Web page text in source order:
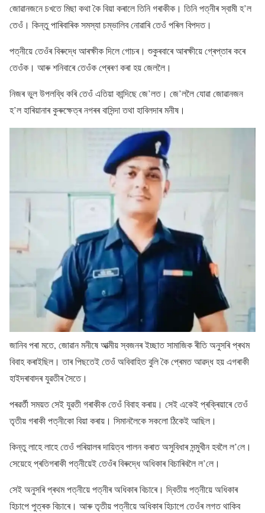
জোৱানজনে চখতে মিছা কথা কৈ বিয়া কৰালে তিনি গৰাকীক। তিনি পত্নীৰ স্বামী হ’ল
তেওঁ। কিন্তু পাৰিবাৰিক সমস্যা চম্ভালিব নোৱাৰি তেওঁ পৰিল বিপদত।
পত্নীয়ে তেওঁৰ বিৰুদ্ধে আৰক্ষীক দিলে গোচৰ। শুকুৰবাৰে আৰক্ষীয়ে গ্ৰেপ্তাৰ কৰে
তেওঁক। আৰু শনিবাৰে তেওঁক প্ৰেৰণ কৰা হয় জেললৈ।
নিজৰ ভুল উপলব্ধি কৰি তেওঁ এতিয়া কান্দিছে জে’লত। জে’ললৈ যোৱা জোৱানজন
হ’ল হাৰিয়ানাৰ কুৰুক্ষেত্ৰ নগৰৰ বাসিন্দা তথা হাবিলদাৰ মনীষ।
জানিব পৰা মতে, জোৱান মনীষে আত্মীয় স্বজনৰ ইচ্ছাত সামাজিক ৰীতি অনুসৰি প্ৰথম
বিবাহ কৰাইছিল। তাৰ পিছতেই তেওঁ অবিবাহিত বুলি কৈ প্ৰেমত আৱদ্ধ হয় এগৰাকী
হাইদৰাবাদৰ যুৱতীৰ সৈতে।
পৰৱৰ্তী সময়ত সেই যুৱতী গৰাকীক তেওঁ বিবাহ কৰায়। সেই একেই প্ৰক্ৰিয়াৰে তেওঁ
তৃতীয় গৰাকী পত্নীকো বিয়া কৰায়। সিমানলৈকে সকলো ঠিকেই আছিল।
কিন্তু লাহে লাহে তেওঁ পৰিয়ালৰ দায়িত্ব পালন কৰাত অসুবিধাৰ সন্মুখীন হবলৈ ল’লে।
সেয়েহে প্ৰতিগৰাকী পত্নীয়েই তেওঁৰ বিৰুদ্ধে অধিকাৰ বিচাৰিবলৈ ল’লে।
সেই অনুসৰি প্ৰথম পত্নীয়ে পত্নীৰ অধিকাৰ বিচাৰে। দ্বিতীয় পত্নীয়ে অধিকাৰ
হিচাপে পুত্ৰক বিচাৰে। আৰু তৃতীয় পত্নীয়ে অধিকাৰ হিচাপে তেওঁৰ লগত থাকিব